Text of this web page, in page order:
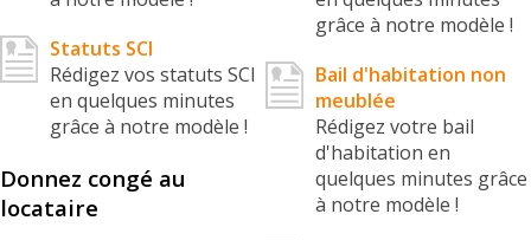
Statuts SCI
Rédigez vos statuts SCI
en quelques minutes
grâce à notre modèle !
Donnez congé au
locataire
grâce à notre modèle !
Bail d'habitation non
meublée
Rédigez votre bail
d'habitation en
quelques minutes grâce
à notre modèle !